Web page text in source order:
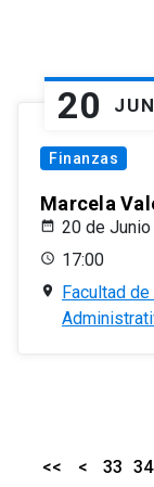
20 JUN
Finanzas
Marcela
20 de
17:00
Facultad
<< < 33 34